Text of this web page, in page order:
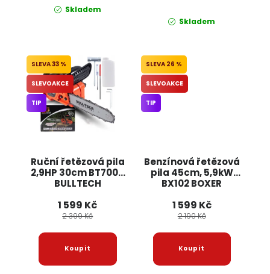
Skladem
Skladem
Ruční řetězová pila
2,9HP 30cm BT7003
BULLTECH
33 %
SLEVOAKCE
TIP
1 599 Kč
2 399 Kč
Benzínová řetězová
pila 45cm, 5,9kW
BX102 BOXER
26 %
SLEVOAKCE
TIP
1 599 Kč
2 190 Kč